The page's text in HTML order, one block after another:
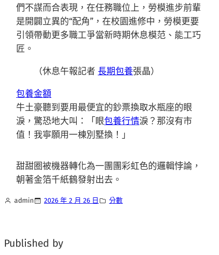
們不謀而合表現，在任務職位上，勞模進步前輩
是開闢立異的“配角”，在校園進修中，勞模更要
引領帶動更多職工爭當新時期休息模范、能工巧
匠。
（休息午報記者 長期包養張晶）
包養金額
牛土豪聽到要用最便宜的鈔票換取水瓶座的眼
淚，驚恐地大叫：「眼包養行情淚？那沒有市
值！我寧願用一棟別墅換！」
甜甜圈被機器轉化為一團團彩虹色的邏輯悖論，
朝著金箔千紙鶴發射出去。
admin 2026 年 2 月 26 日 分數
Published by